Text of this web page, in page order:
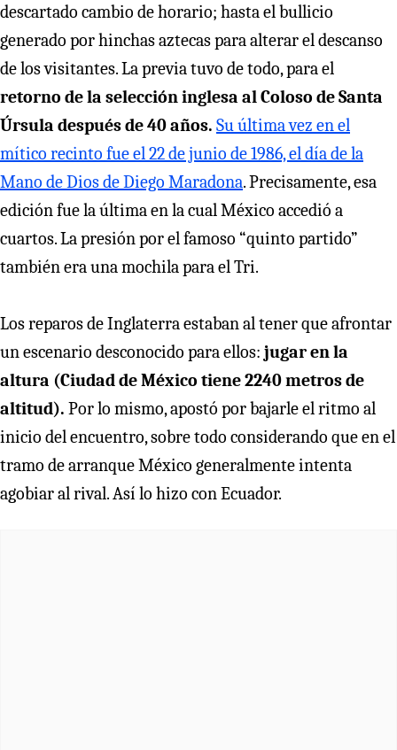
descartado cambio de horario; hasta el bullicio
generado por hinchas aztecas para alterar el descanso
de los visitantes. La previa tuvo de todo, para el
retorno de la selección inglesa al Coloso de Santa
Úrsula después de 40 años. Su última vez en el
mítico recinto fue el 22 de junio de 1986, el día de la
Mano de Dios de Diego Maradona. Precisamente, esa
edición fue la última en la cual México accedió a
cuartos. La presión por el famoso “quinto partido”
también era una mochila para el Tri.
Los reparos de Inglaterra estaban al tener que afrontar
un escenario desconocido para ellos: jugar en la
altura (Ciudad de México tiene 2240 metros de
altitud). Por lo mismo, apostó por bajarle el ritmo al
inicio del encuentro, sobre todo considerando que en el
tramo de arranque México generalmente intenta
agobiar al rival. Así lo hizo con Ecuador.